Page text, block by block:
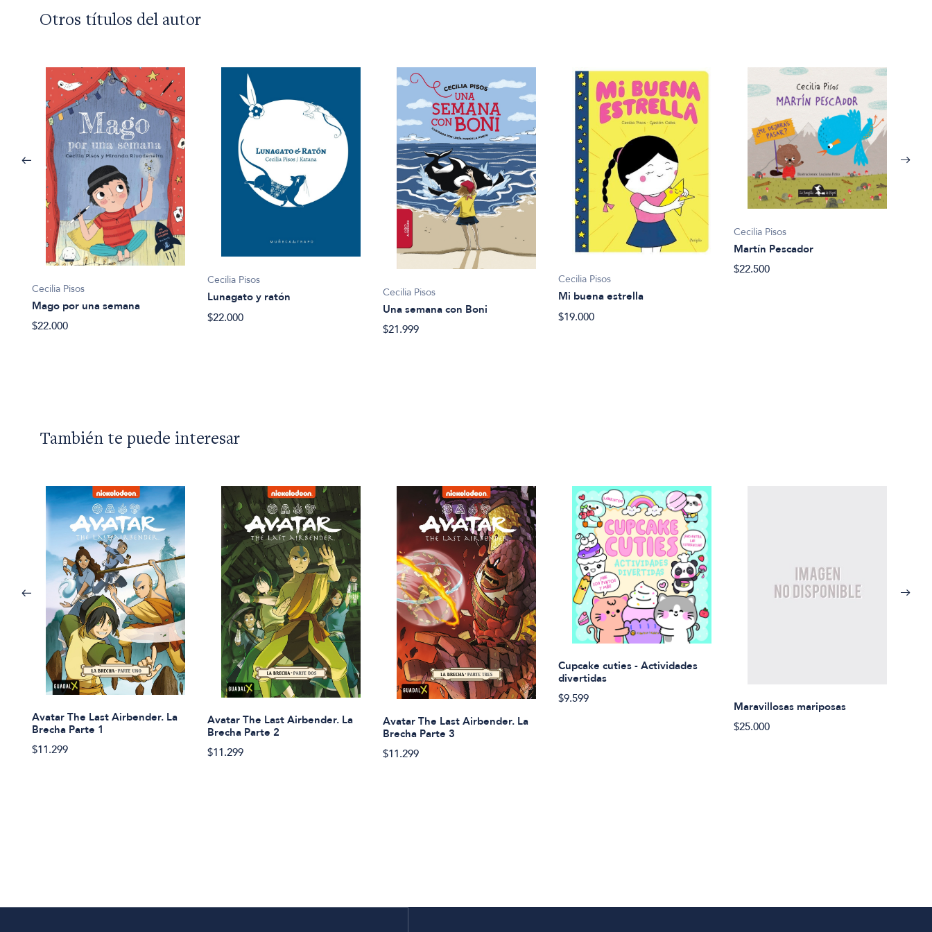
Otros títulos del autor
Cecilia Pisos
Mago por una semana
$22.000
Cecilia Pisos
Lunagato y ratón
$22.000
Cecilia Pisos
Una semana con Boni
$21.999
Cecilia Pisos
Mi buena estrella
$19.000
Cecilia Pisos
Martín Pescador
$22.500
También te puede interesar
Avatar The Last Airbender. La
Brecha Parte 1
$11.299
Avatar The Last Airbender. La
Brecha Parte 2
$11.299
Avatar The Last Airbender. La
Brecha Parte 3
$11.299
Cupcake cuties - Actividades
divertidas
$9.599
Maravillosas mariposas
$25.000